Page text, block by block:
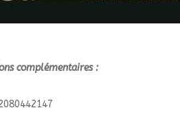
complémentaires :